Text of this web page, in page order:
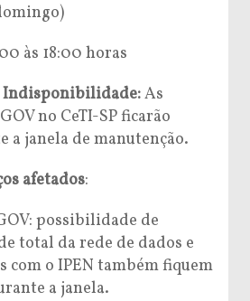
às 18:00 horas
Indisponibilidade:As
no CeTI-SP ficarão
a janela de manutenção.
afetados:
possibilidade de
total da rede de dados e
com o IPEN também fiquem
a janela.